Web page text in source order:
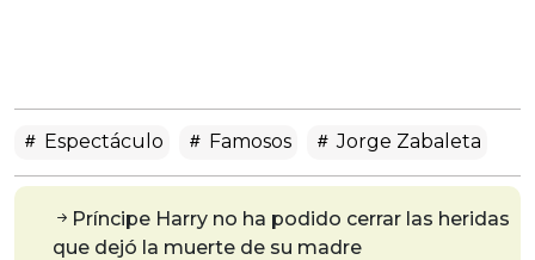
Espectáculo Famosos Jorge Zabaleta
Príncipe Harry no ha podido cerrar las heridas
que dejó la muerte de su madre